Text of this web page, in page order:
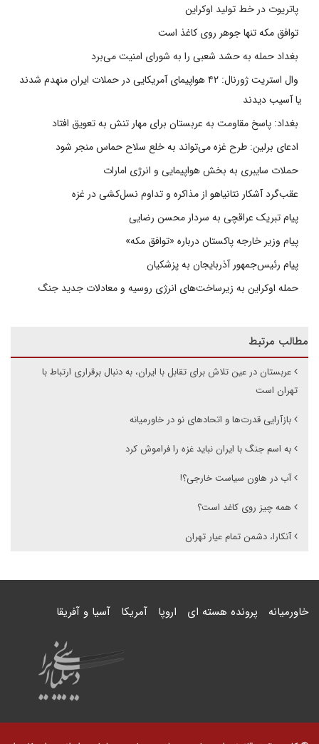
پاتریوت در خط تولید اوکراین
توافق مکه تنها جوهر روی کاغذ است
بغداد حمله به حشد شعبی را به شورای امنیت می‌برد
وال استریت ژورنال: ۴۲ هواپیمای آمریکایی در حملات ایران منهدم شدند
یا آسیب دیدند
بغداد: پاسخ مقاومت به عربستان برای مهار تنش به تعویق افتاد
ادعای برلین: طرح غزه می‌تواند به خلع سلاح حماس منجر شود
حملات سایبری به بخش هواپیمایی و انرژی امارات
عقب‌گرد آشکار نتانیاهو از مذاکره و تداوم نسل‌کشی در غزه
پیام تبریک عراقچی به سردار محسن رضایی
پیام وزیر خارجه پاکستان درباره «توافق مکه»
پیام رئیس‌جمهور آذربایجان به پزشکیان
حمله اوکراین به زیرساخت‌های انرژی روسیه و معادلات جدید جنگ
مطالب مرتبط
عربستان در عین تلاش برای تقابل با ایران، به دنبال برقراری ارتباط با
تهران است
بازآرایی قدرت‌ها و اتحادهای نو در خاورمیانه
به اسم جنگ با ایران نباید غزه را فراموش کرد
آب در هاون سیاست خارجی؟!
همه چیز روی کاغد است؟
آنکارا، دشمن تمام عیار تهران
خاورمیانه پرونده هسته ای اروپا آمریکا آسیا و آفریقا